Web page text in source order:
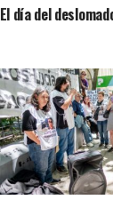
El día del